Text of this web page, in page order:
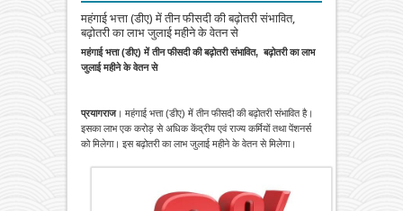
महंगाई भत्ता (डीए) में तीन फीसदी की बढ़ोतरी संभावित,
बढ़ोतरी का लाभ जुलाई महीने के वेतन से
महंगाई भत्ता (डीए) में तीन फीसदी की बढ़ोतरी संभावित, बढ़ोतरी का लाभ
जुलाई महीने के वेतन से
प्रयागराज। महंगाई भत्ता (डीए) में तीन फीसदी की बढ़ोतरी संभावित है।
इसका लाभ एक करोड़ से अधिक केंद्रीय एवं राज्य कर्मियों तथा पेंशनर्स
को मिलेगा। इस बढ़ोतरी का लाभ जुलाई महीने के वेतन से मिलेगा।